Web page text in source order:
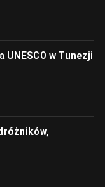
UNESCO w Tunezji